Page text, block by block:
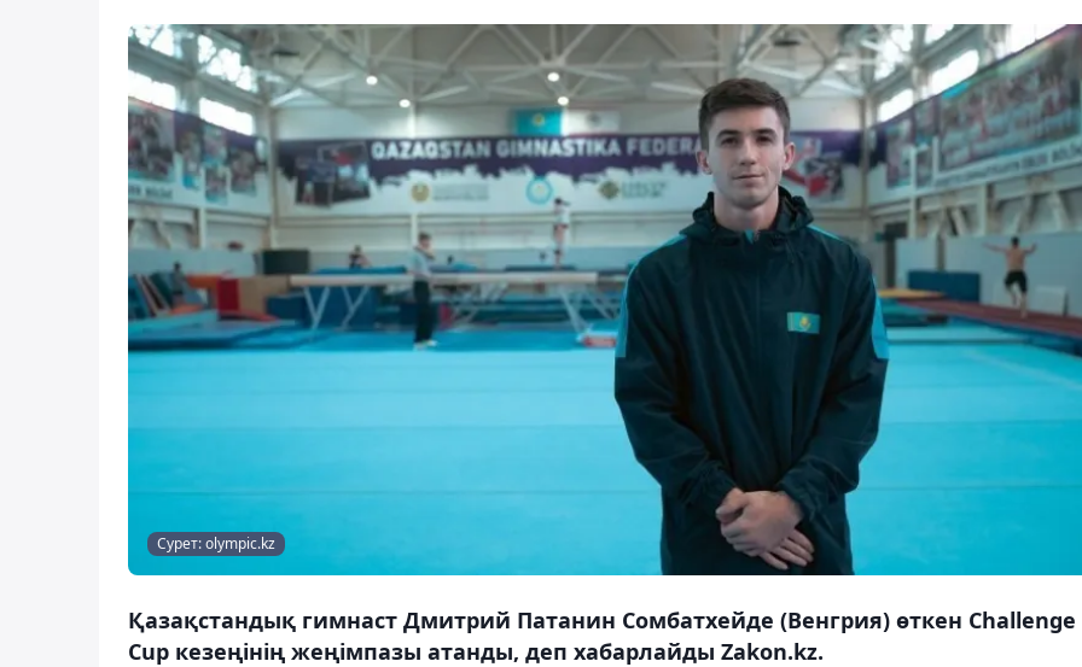
Сурет: olympic.kz
Қазақстандық гимнаст Дмитрий Патанин Сомбатхейде (Венгрия) өткен Challenge
Cup кезеңінің жеңімпазы атанды, деп хабарлайды Zakon.kz.